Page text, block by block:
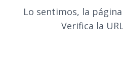
Lo sentimos, la
Verifica la